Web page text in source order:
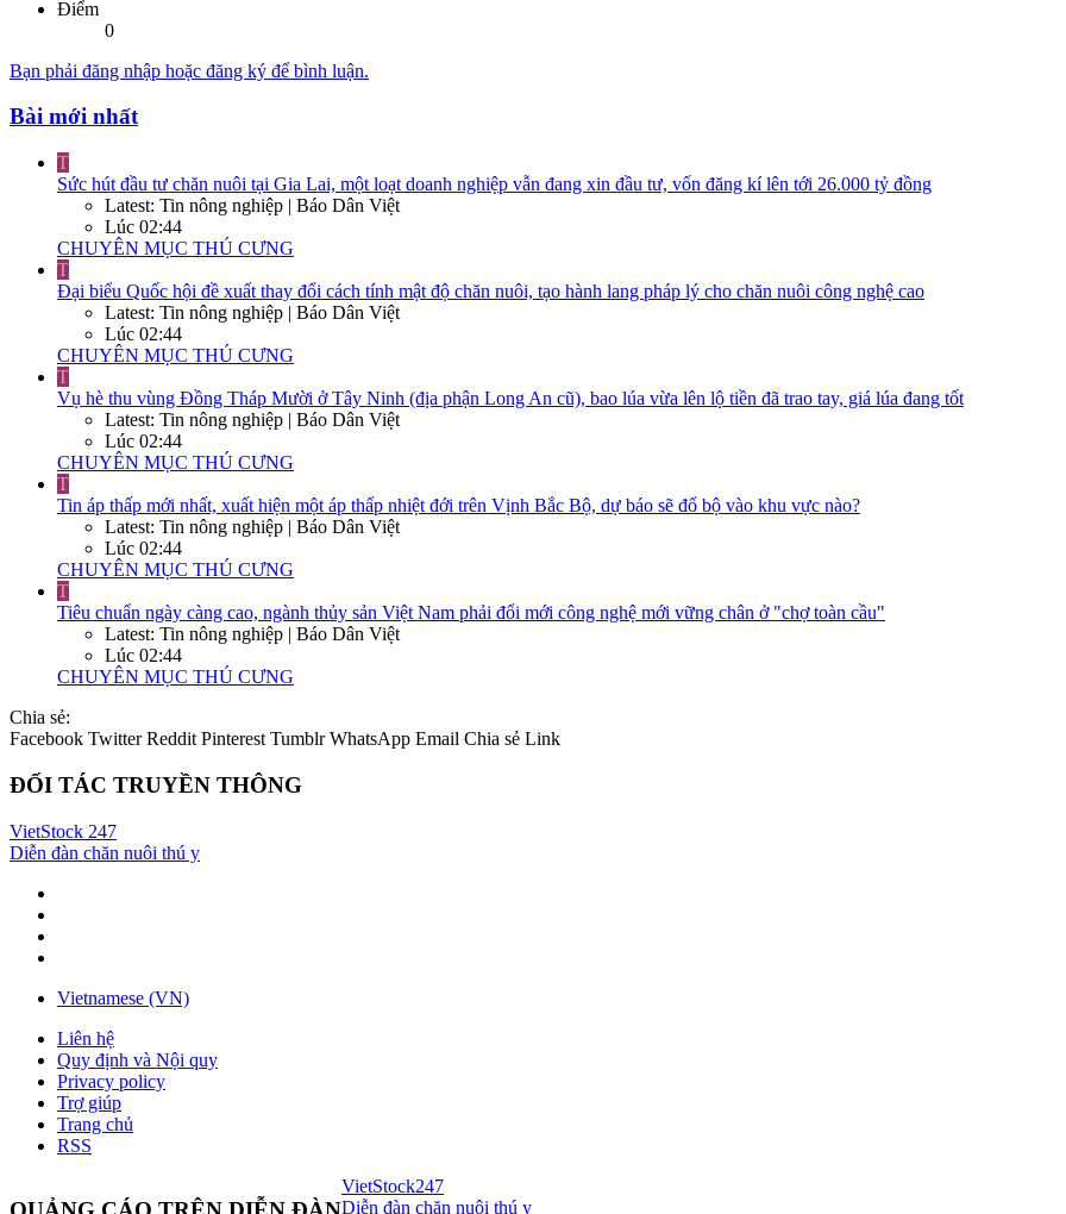
Điểm
0
Bạn phải đăng nhập hoặc đăng ký để bình luận.
Bài mới nhất
T
Sức hút đầu tư chăn nuôi tại Gia Lai, một loạt doanh nghiệp vẫn đang xin đầu tư, vốn đăng kí lên tới 26.000 tỷ đồng
Latest: Tin nông nghiệp | Báo Dân Việt
Lúc 02:44
CHUYÊN MỤC THÚ CƯNG
T
Đại biểu Quốc hội đề xuất thay đổi cách tính mật độ chăn nuôi, tạo hành lang pháp lý cho chăn nuôi công nghệ cao
Latest: Tin nông nghiệp | Báo Dân Việt
Lúc 02:44
CHUYÊN MỤC THÚ CƯNG
T
Vụ hè thu vùng Đồng Tháp Mười ở Tây Ninh (địa phận Long An cũ), bao lúa vừa lên lộ tiền đã trao tay, giá lúa đang tốt
Latest: Tin nông nghiệp | Báo Dân Việt
Lúc 02:44
CHUYÊN MỤC THÚ CƯNG
T
Tin áp thấp mới nhất, xuất hiện một áp thấp nhiệt đới trên Vịnh Bắc Bộ, dự báo sẽ đổ bộ vào khu vực nào?
Latest: Tin nông nghiệp | Báo Dân Việt
Lúc 02:44
CHUYÊN MỤC THÚ CƯNG
T
Tiêu chuẩn ngày càng cao, ngành thủy sản Việt Nam phải đổi mới công nghệ mới vững chân ở "chợ toàn cầu"
Latest: Tin nông nghiệp | Báo Dân Việt
Lúc 02:44
CHUYÊN MỤC THÚ CƯNG
Chia sẻ:
Facebook Twitter Reddit Pinterest Tumblr WhatsApp Email Chia sẻ Link
ĐỐI TÁC TRUYỀN THÔNG
VietStock 247
Diễn đàn chăn nuôi thú y
Vietnamese (VN)
Liên hệ
Quy định và Nội quy
Privacy policy
Trợ giúp
Trang chủ
RSS
VietStock247
Diễn đàn chăn nuôi thú y